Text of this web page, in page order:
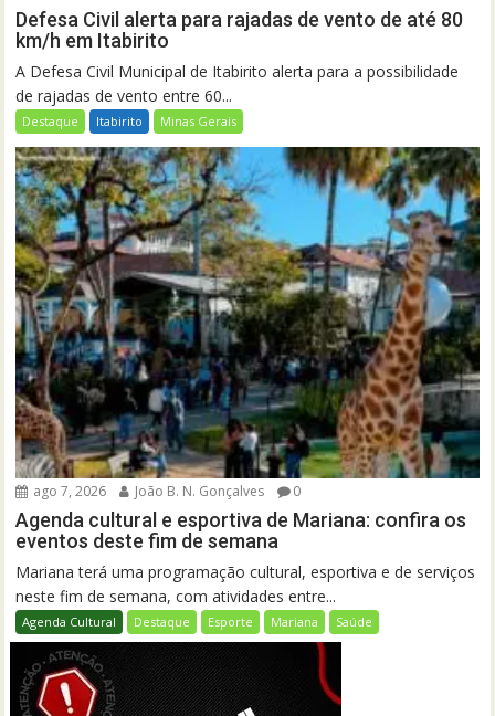
Defesa Civil alerta para rajadas de vento de até 80
km/h em Itabirito
A Defesa Civil Municipal de Itabirito alerta para a possibilidade
de rajadas de vento entre 60...
Destaque Itabirito Minas Gerais
ago 7, 2026 João B. N. Gonçalves 0
Agenda cultural e esportiva de Mariana: confira os
eventos deste fim de semana
Mariana terá uma programação cultural, esportiva e de serviços
neste fim de semana, com atividades entre...
Agenda Cultural Destaque Esporte Mariana Saúde